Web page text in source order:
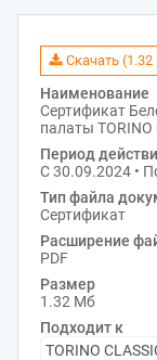
Скачать
Наименование
Сертификат
палаты TORINO
Период
С 30.09.2024 •
Тип файла
Сертификат
Расширение
PDF
Размер
1.32 Мб
Подходит к
TORINO